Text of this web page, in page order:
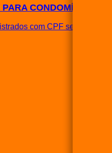
CONDOMÍNIOS
com CPF serão